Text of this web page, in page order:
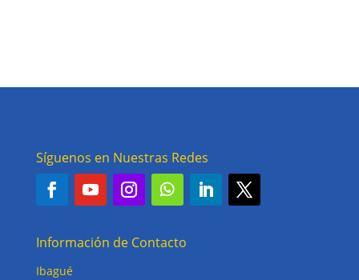
Síguenos en Nuestras Redes
Información de Contacto
Ibagué